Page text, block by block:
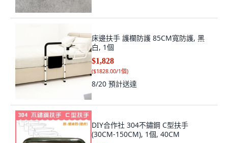
床邊扶手 護欄防護 85CM寬防護, 黑
白, 1個
$1,828
($1828.00/1個)
8/20 預計送達
DIY合作社 304不鏽鋼 C型扶手
(30CM-150CM), 1個, 40CM